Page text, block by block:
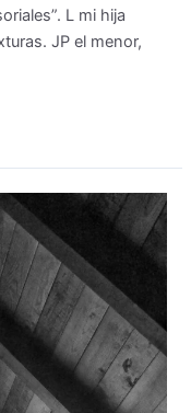
L mi hija
JP el menor,